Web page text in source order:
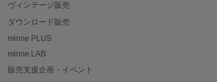
ヴィンテージ販売
ダウンロード販売
minne PLUS
minne LAB
販売支援企画・イベント